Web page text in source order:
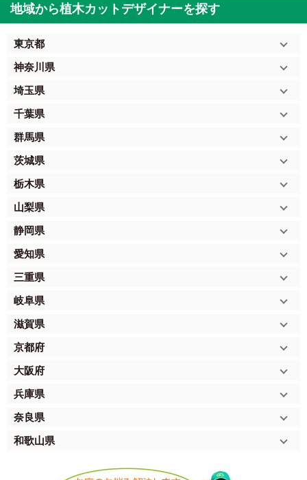
地域から植木カットデザイナーを探す
東京都
神奈川県
埼玉県
千葉県
群馬県
茨城県
栃木県
山梨県
静岡県
愛知県
三重県
岐阜県
滋賀県
京都府
大阪府
兵庫県
奈良県
和歌山県